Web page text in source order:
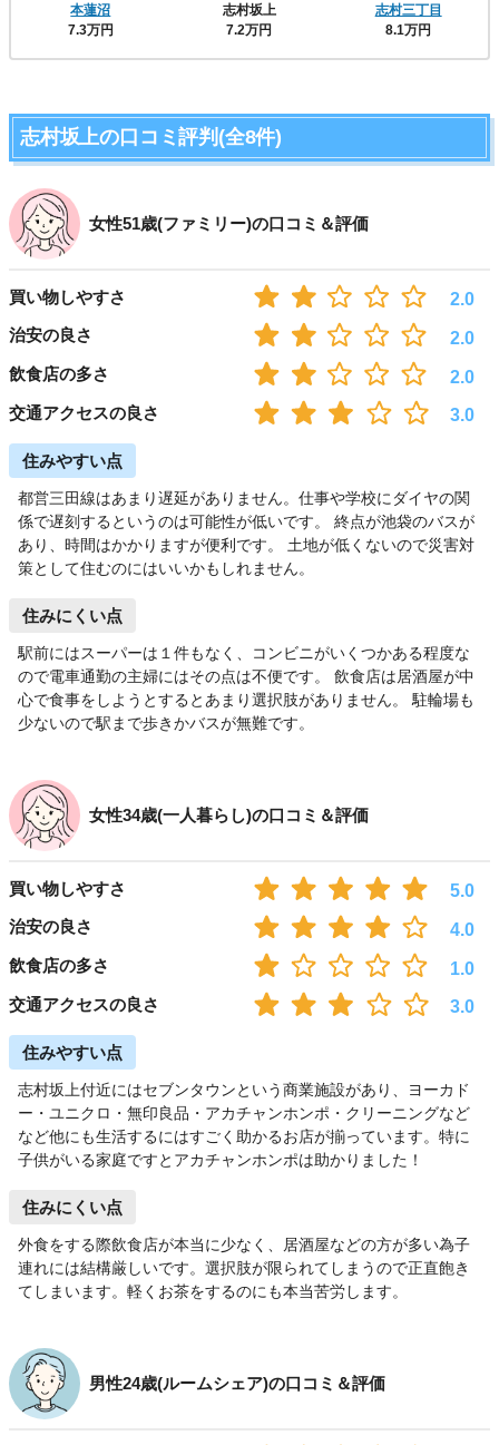
本蓮沼
7.3万円
志村坂上
7.2万円
志村三丁目
8.1万円
志村坂上の口コミ評判(全8件)
女性51歳(ファミリー)の口コミ＆評価
買い物しやすさ
2.0
治安の良さ
2.0
飲食店の多さ
2.0
交通アクセスの良さ
3.0
住みやすい点
都営三田線はあまり遅延がありません。仕事や学校にダイヤの関
係で遅刻するというのは可能性が低いです。 終点が池袋のバスが
あり、時間はかかりますが便利です。 土地が低くないので災害対
策として住むのにはいいかもしれません。
住みにくい点
駅前にはスーパーは１件もなく、コンビニがいくつかある程度な
ので電車通勤の主婦にはその点は不便です。 飲食店は居酒屋が中
心で食事をしようとするとあまり選択肢がありません。 駐輪場も
少ないので駅まで歩きかバスが無難です。
女性34歳(一人暮らし)の口コミ＆評価
買い物しやすさ
5.0
治安の良さ
4.0
飲食店の多さ
1.0
交通アクセスの良さ
3.0
住みやすい点
志村坂上付近にはセブンタウンという商業施設があり、ヨーカド
ー・ユニクロ・無印良品・アカチャンホンポ・クリーニングなど
など他にも生活するにはすごく助かるお店が揃っています。特に
子供がいる家庭ですとアカチャンホンポは助かりました！
住みにくい点
外食をする際飲食店が本当に少なく、居酒屋などの方が多い為子
連れには結構厳しいです。選択肢が限られてしまうので正直飽き
てしまいます。軽くお茶をするのにも本当苦労します。
男性24歳(ルームシェア)の口コミ＆評価